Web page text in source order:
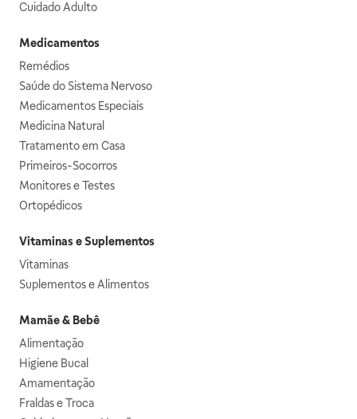
Cuidado Adulto
Medicamentos
Remédios
Saúde do Sistema Nervoso
Medicamentos Especiais
Medicina Natural
Tratamento em Casa
Primeiros-Socorros
Monitores e Testes
Ortopédicos
Vitaminas e Suplementos
Vitaminas
Suplementos e Alimentos
Mamãe & Bebê
Alimentação
Higiene Bucal
Amamentação
Fraldas e Troca